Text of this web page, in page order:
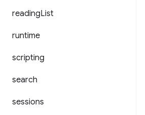
readingList
runtime
scripting
search
sessions